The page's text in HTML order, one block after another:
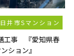
井市Sマンション
工事 『愛知県春
ション』